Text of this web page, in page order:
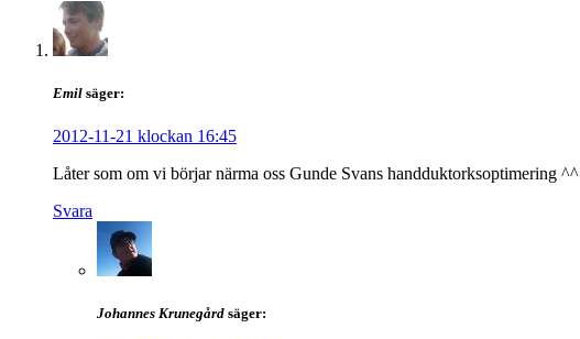
Emil säger:
2012-11-21 klockan 16:45
Låter som om vi börjar närma oss Gunde Svans handduktorksoptimering ^^
Svara
Johannes Krunegård säger: